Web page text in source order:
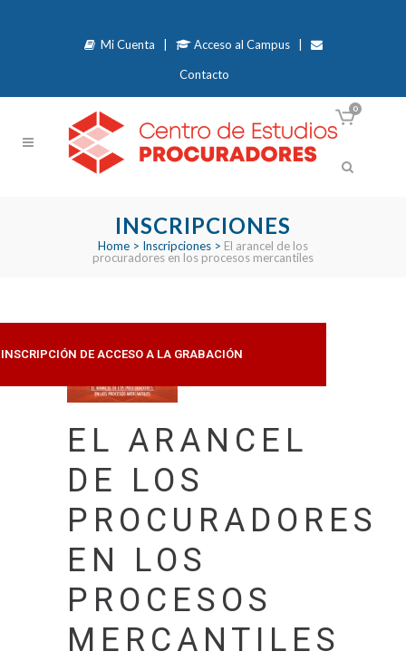
Mi Cuenta Acceso al Campus|
Contacto
0
INSCRIPCIONES
Home > Inscripciones > El arancel de los
procuradores en los procesos mercantiles
INSCRIPCIÓN DE ACCESO A LA GRABACIÓN
EL ARANCEL
DE LOS
PROCURADORES
EN LOS
PROCESOS
MERCANTILES